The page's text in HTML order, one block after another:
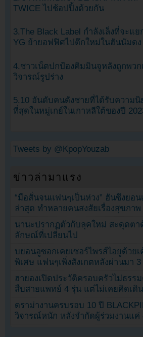
TWICE ไปช้อปปิ้งด้วยกัน
3.The Black Label กำลังเล็งที่จะแ
YG ย้ายอฟฟิศไปตึกใหม่ในฮันนัมดง
4.ชาวเน็ตปกป้องคิมมินจูหลังถูกพวก
วิจารณ์รูปร่าง
5.10 อันดับคนดังชายที่ได้รับความนิ
ที่สุดในหมู่เกย์ในเกาหลีใต้ของปี
Tweets by @KpopYouzab
ข่าวล่ามาแรง
“มือสั่นจนแฟนๆเป็นห่วง” ฮันซึงยอน
ล่าสุด ทำหลายคนสงสัยเรื่องสุขภาพ
นานะปรากฏตัวกับลุคใหม่ สะดุดตา
ลักษณ์ที่เปลี่ยนไป
บยอนอูซอกเคยเซอร์ไพรส์ไอยูด้วยเ
พิเศษ แฟนๆเพิ่งสังเกตหลังผ่านมา 3
ฮายองเปิดประวัติครอบครัวไม่ธรร
สืบสายแพทย์ 4 รุ่น แต่ไม่เคยคิดเดิ
ดราม่างานครบรอบ 10 ปี
วิจารณ์หนัก หลังจำกัดผู้ร่วมงานแค่